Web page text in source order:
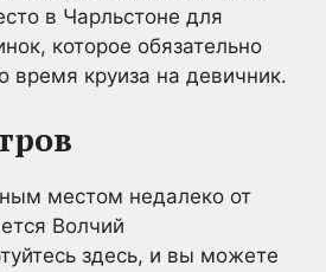
в Чарльстоне для
которое обязательно
время круиза на девичник.
местом недалеко от
Волчий
здесь, и вы можете